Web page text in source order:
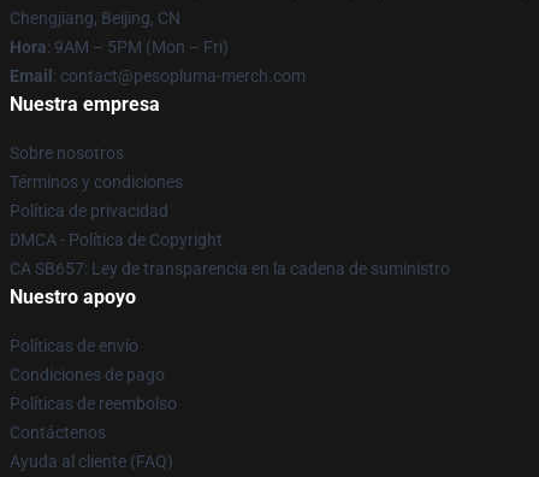
Chengjiang, Beijing, CN
Hora: 9AM – 5PM (Mon – Fri)
Email : contact@pesopluma-merch.com
Nuestra empresa
Sobre nosotros
Términos y condiciones
Política de privacidad
DMCA - Política de Copyright
CA SB657: Ley de transparencia en la cadena de suministro
Nuestro apoyo
Políticas de envío
Condiciones de pago
Políticas de reembolso
Contáctenos
Ayuda al cliente (FAQ)